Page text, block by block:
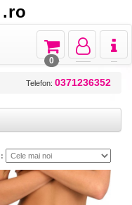
Toggle
Toggle
navigation
Toggle
navigation
0
Telefon: 0371236352